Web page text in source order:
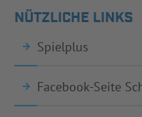
NÜTZLICHE LINKS
Spielplus
Facebook-Seite